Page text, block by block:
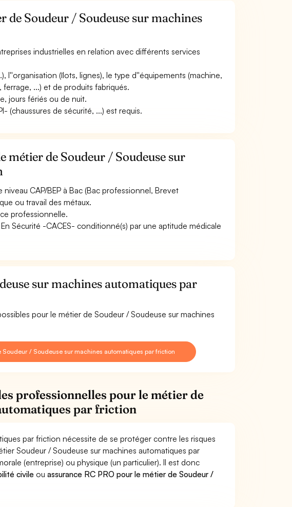
de Soudeur / Soudeuse sur machines
industrielles en relation avec différents services
l''organisation (îlots, lignes), le type d''équipements (machine,
...) et de produits fabriqués.
jours fériés ou de nuit.
(chaussures de sécurité, ...) est requis.
de Soudeur / Soudeuse sur
CAP/BEP à Bac (Bac professionnel, Brevet
ou travail des métaux.
professionnelle.
Sécurité -CACES- conditionné(s) par une aptitude médicale
sur machines automatiques par
pour le métier de Soudeur / Soudeuse sur machines
/ Soudeuse sur machines automatiques par friction
professionnelles pour le métier de
par friction
par friction nécessite de se protéger contre les risques
Soudeur / Soudeuse sur machines automatiques par
(entreprise) ou physique (un particulier). Il est donc
civile ouassurance RC PRO pour le métier de Soudeur /